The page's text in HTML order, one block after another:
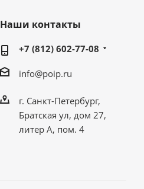
Наши контакты
+7 (812) 602-77-08
info@poip.ru
г. Санкт-Петербург,
Братская ул, дом 27,
литер А, пом. 4